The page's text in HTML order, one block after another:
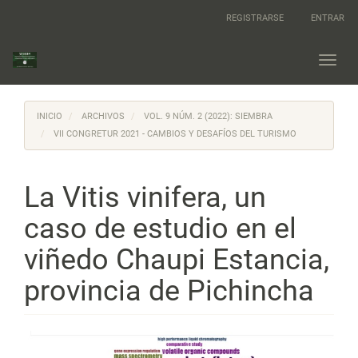
principal
Barra
lateral
REGISTRARSE ENTRAR
INICIO ARCHIVOS
VOL. 9 NÚM. 2 (2022): SIEMBRA
VII CONGRETUR 2021 - CAMBIOS Y DESAFÍOS DEL TURISMO
La Vitis vinifera, un
caso de estudio en el
viñedo Chaupi Estancia,
provincia de Pichincha